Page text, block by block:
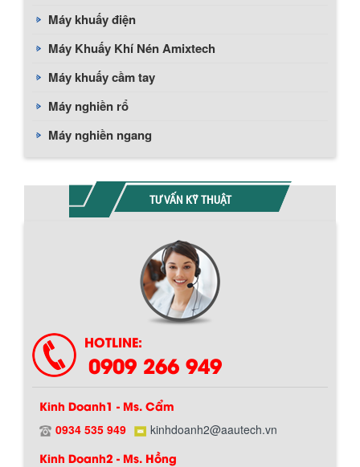
Máy khuấy điện
Máy Khuấy Khí Nén Amixtech
Máy khuấy cầm tay
Máy nghiền rổ
Máy nghiền ngang
TƯ VẤN KỸ THUẬT
HOTLINE:
0909 266 949
Kinh Doanh1 - Ms. Cẩm
0934 535 949 kinhdoanh2@aautech.vn
Kinh Doanh2 - Ms. Hồng
Chính sách giao hàng